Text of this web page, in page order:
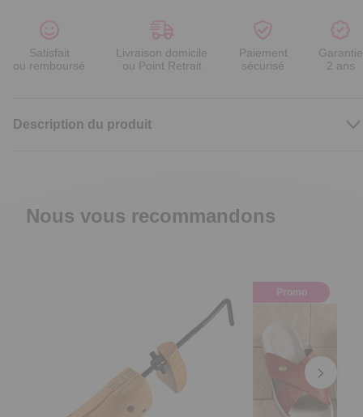
Satisfait
ou remboursé
Livraison domicile
ou Point Retrait
Paiement
sécurisé
Garantie
2 ans
Description du produit
Nous vous recommandons
Promo